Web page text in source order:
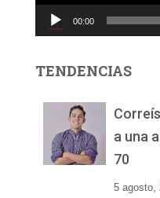
c
d
00:00
TENDENCIAS
a una
70
5 agosto,